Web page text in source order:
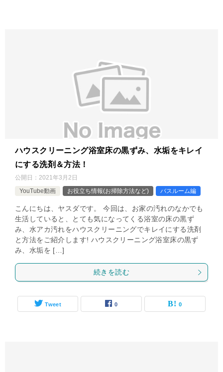
ハウスクリーニング浴室床の黒ずみ、水垢をキレイ
にする洗剤＆方法！
公開日： 2021年3月2日
YouTube動画
お役立ち情報(お掃除方法など) バスルーム編
こんにちは、ヤスダです。 今回は、お家の汚れのなかでも
生活していると、とても気になってくる浴室の床の黒ず
み、水アカ汚れをハウスクリーニングでキレイにする洗剤
と方法をご紹介します! ハウスクリーニング浴室床の黒ず
み、水垢を […]
続きを読む
Tweet 0 0